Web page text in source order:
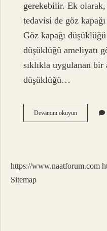
gerekebilir. Ek olarak,
tedavisi de göz
Göz kapağı
düşüklüğü ameliyatı
sıklıkla uygulanan bir
düşüklüğü…
Devamını okuyunGöz
Kapağı
https://www.naatforum.com
Sitemap